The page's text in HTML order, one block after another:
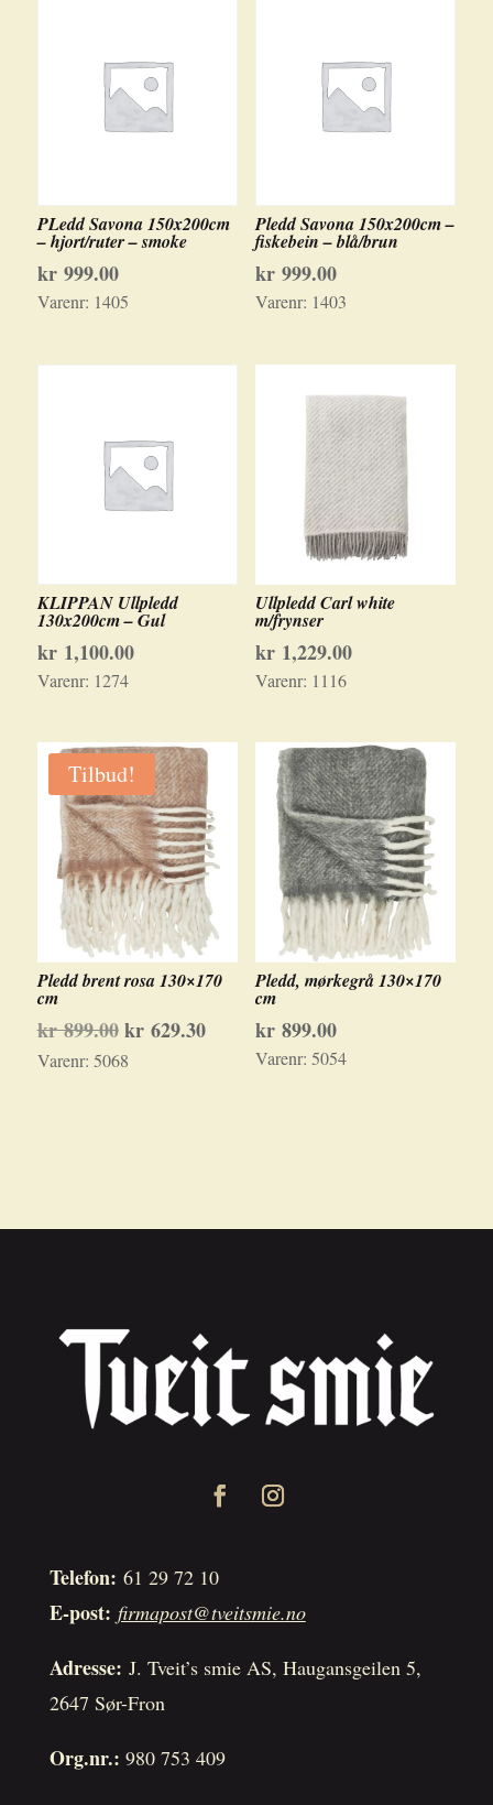
PLedd Savona 150x200cm
– hjort/ruter – smoke
kr999.00
Varenr: 1405
Pledd Savona 150x200cm –
fiskebein – blå/brun
kr999.00
Varenr: 1403
KLIPPAN Ullpledd
130x200cm – Gul
kr1,100.00
Varenr: 1274
Ullpledd Carl white
m/frynser
kr1,229.00
Varenr: 1116
Tilbud!
Pledd brent rosa 130×170
cm
kr899.00 Opprinnelig
pris
kr629.30Nåværende
Varenr: 5068
Pledd, mørkegrå 130×170
cm
kr899.00
Varenr: 5054
Telefon: 61 29 72 10
E-post: firmapost@tveitsmie.no
Adresse: J. Tveit’s smie AS, Haugansgeilen 5,
2647 Sør-Fron
Org.nr.: 980 753 409